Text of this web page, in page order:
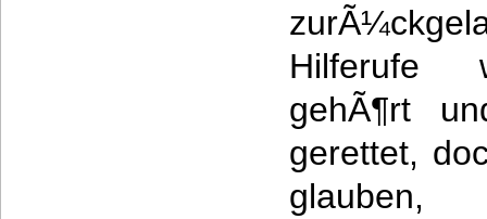
Hilferufe
gehÃ¶rt
gerettet,